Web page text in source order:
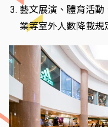
藝文展演、體育活
業等室外人數降載規